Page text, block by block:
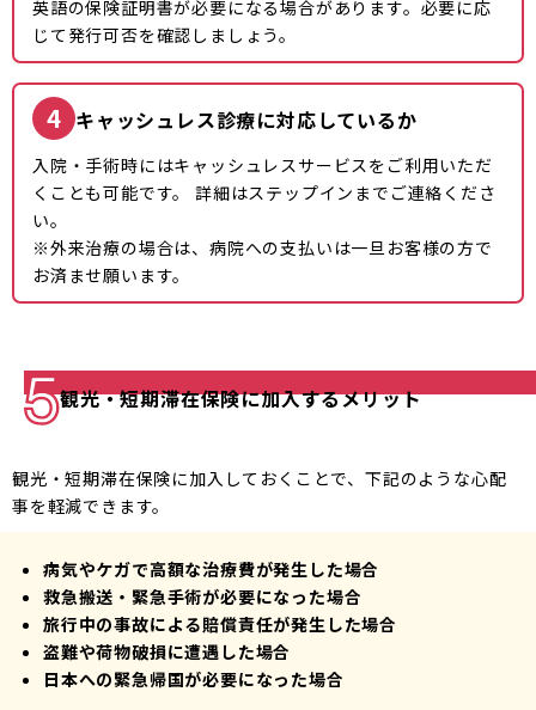
英語の保険証明書が必要になる場合があります。必要に応
じて発行可否を確認しましょう。
4 キャッシュレス診療に対応しているか
入院・手術時にはキャッシュレスサービスをご利用いただ
くことも可能です。 詳細はステップインまでご連絡くださ
い。
※外来治療の場合は、病院への支払いは一旦お客様の方で
お済ませ願います。
観光・短期滞在保険に加入するメリット
観光・短期滞在保険に加入しておくことで、下記のような心配
事を軽減できます。
病気やケガで高額な治療費が発生した場合
救急搬送・緊急手術が必要になった場合
旅行中の事故による賠償責任が発生した場合
盗難や荷物破損に遭遇した場合
日本への緊急帰国が必要になった場合